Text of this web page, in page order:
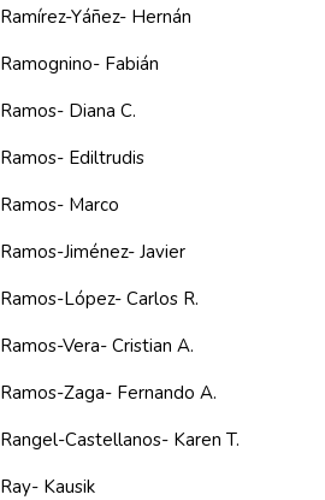
Ramírez-Yáñez- Hernán
Ramognino- Fabián
Ramos- Diana C.
Ramos- Ediltrudis
Ramos- Marco
Ramos-Jiménez- Javier
Ramos-López- Carlos R.
Ramos-Vera- Cristian A.
Ramos-Zaga- Fernando A.
Rangel-Castellanos- Karen T.
Ray- Kausik